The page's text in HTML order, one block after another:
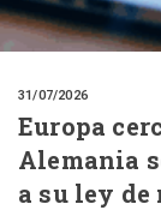
31/07/2026
Europa
Alemania
a su ley de